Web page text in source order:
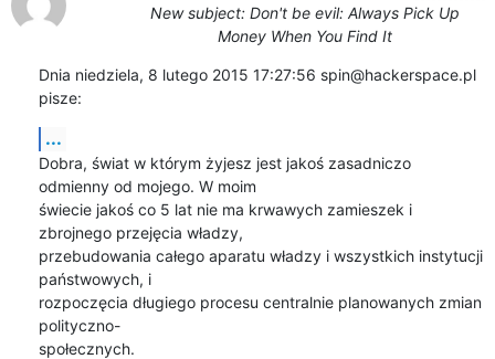
New subject: Don't be evil: Always Pick Up
Money When You Find It
Dnia niedziela, 8 lutego 2015 17:27:56 spin@hackerspace.pl
pisze:
...
Dobra, świat w którym żyjesz jest jakoś zasadniczo
odmienny od mojego. W moim
świecie jakoś co 5 lat nie ma krwawych zamieszek i
zbrojnego przejęcia władzy,
przebudowania całego aparatu władzy i wszystkich instytucji
państwowych, i
rozpoczęcia długiego procesu centralnie planowanych zmian
polityczno-
społecznych.